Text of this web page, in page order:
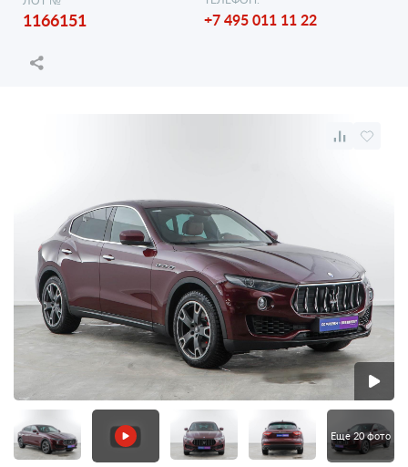
1166151 +7 495 011 11 22
Еще 20 фото